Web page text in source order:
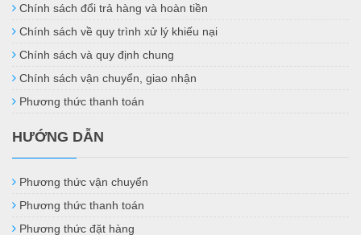
Chính sách đổi trả hàng và hoàn tiền
Chính sách về quy trình xử lý khiếu nại
Chính sách và quy định chung
Chính sách vận chuyển, giao nhận
Phương thức thanh toán
HƯỚNG DẪN
Phương thức vận chuyển
Phương thức thanh toán
Phương thức đặt hàng